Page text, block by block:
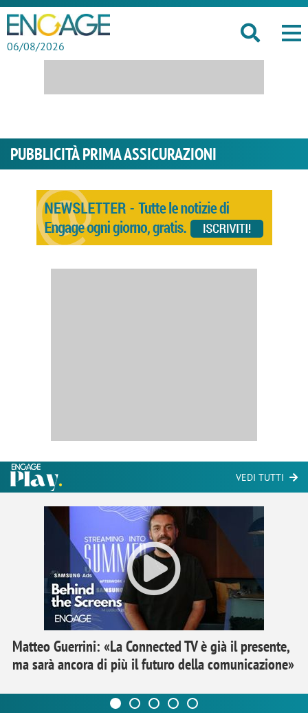
06/08/2026
PUBBLICITÀ PRIMA ASSICURAZIONI
VEDI TUTTI
Matteo Guerrini: «La Connected TV è già il presente,
ma sarà ancora di più il futuro della comunicazione»